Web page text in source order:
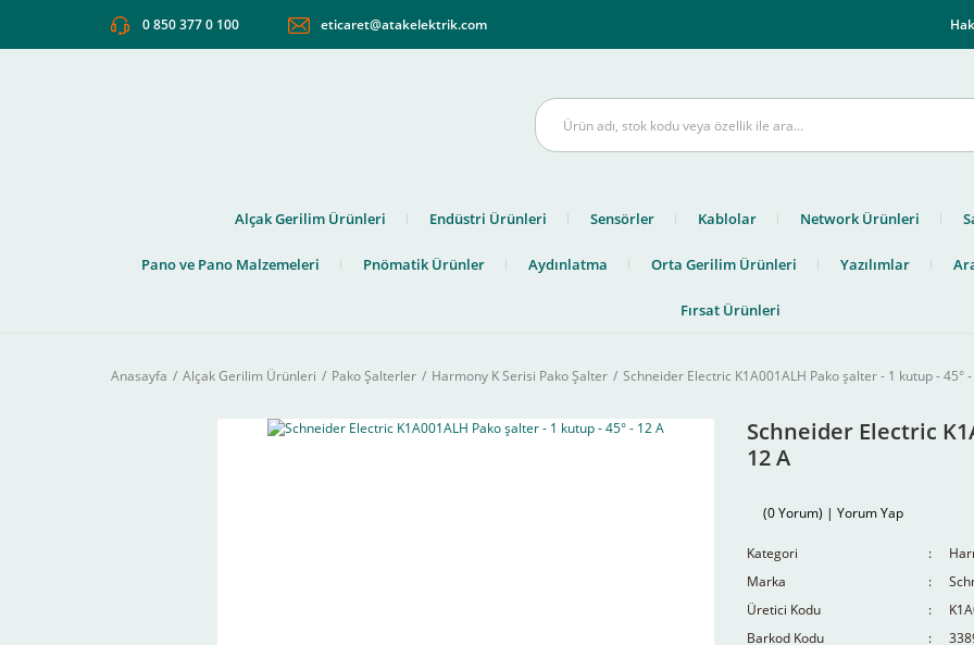
0 850 377 0 100 eticaret@atakelektrik.com
Alçak Gerilim Ürünleri Endüstri Ürünleri Sensörler Kablolar Network Ürünleri
Pano ve Pano Malzemeleri Pnömatik Ürünler Aydınlatma Orta Gerilim Ürünleri Yazılımlar
Fırsat Ürünleri
Anasayfa Alçak Gerilim Ürünleri Pako Şalterler Harmony K Serisi Pako Şalter Schneider Electric K1A001ALH Pako şalter - 1 kutup - 45°
Schneider Electric
12 A
(0 Yorum) | Yorum Yap
Kategori
Marka
Üretici Kodu
Barkod Kodu